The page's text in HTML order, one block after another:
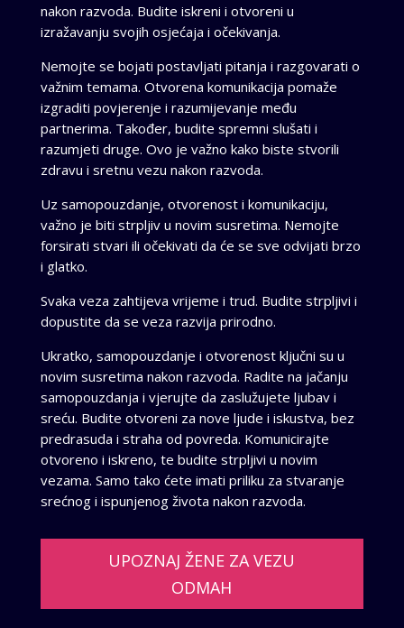
nakon razvoda. Budite iskreni i otvoreni u
izražavanju svojih osjećaja i očekivanja.
Nemojte se bojati postavljati pitanja i razgovarati o
važnim temama. Otvorena komunikacija pomaže
izgraditi povjerenje i razumijevanje među
partnerima. Također, budite spremni slušati i
razumjeti druge. Ovo je važno kako biste stvorili
zdravu i sretnu vezu nakon razvoda.
Uz samopouzdanje, otvorenost i komunikaciju,
važno je biti strpljiv u novim susretima. Nemojte
forsirati stvari ili očekivati da će se sve odvijati brzo
i glatko.
Svaka veza zahtijeva vrijeme i trud. Budite strpljivi i
dopustite da se veza razvija prirodno.
Ukratko, samopouzdanje i otvorenost ključni su u
novim susretima nakon razvoda. Radite na jačanju
samopouzdanja i vjerujte da zaslužujete ljubav i
sreću. Budite otvoreni za nove ljude i iskustva, bez
predrasuda i straha od povreda. Komunicirajte
otvoreno i iskreno, te budite strpljivi u novim
vezama. Samo tako ćete imati priliku za stvaranje
srećnog i ispunjenog života nakon razvoda.
UPOZNAJ ŽENE ZA VEZU
ODMAH